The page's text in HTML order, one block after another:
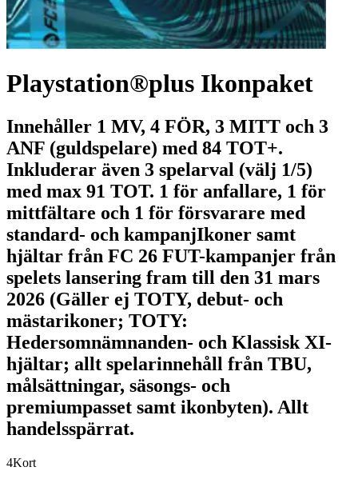
Playstation®plus Ikonpaket
Innehåller 1 MV, 4 FÖR, 3 MITT och 3
ANF (guldspelare) med 84 TOT+.
Inkluderar även 3 spelarval (välj 1/5)
med max 91 TOT. 1 för anfallare, 1 för
mittfältare och 1 för försvarare med
standard- och kampanjIkoner samt
hjältar från FC 26 FUT-kampanjer från
spelets lansering fram till den 31 mars
2026 (Gäller ej TOTY, debut- och
mästarikoner; TOTY:
Hedersomnämnanden- och Klassisk XI-
hjältar; allt spelarinnehåll från TBU,
målsättningar, säsongs- och
premiumpasset samt ikonbyten). Allt
handelsspärrat.
4Kort